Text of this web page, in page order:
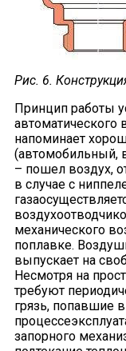
Рис. 6.
Принцип работы
автоматического
напоминает
(автомобильный,
– пошел воздух,
в случае с
механического
поплавке.
выпускает на
Несмотря на
требуют
грязь, попавшие
запорного